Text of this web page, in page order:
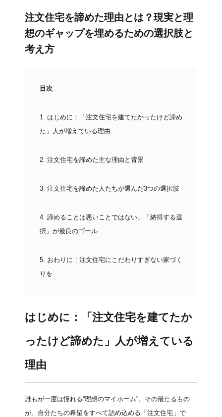
注文住宅を諦めた理由とは？現実と理
想のギャップを埋めるための選択肢と
考え方
目次
1. はじめに：「注文住宅を建てたかったけど諦め
た」人が増えている理由
2. 注文住宅を諦めた主な理由と背景
3. 注文住宅を諦めた人たちが選んだ3つの選択肢
4. 諦めることは悪いことではない。「納得する選
択」が最良のゴール
5. おわりに｜注文住宅にこだわりすぎない家づく
りを
はじめに：「注文住宅を建てたか
ったけど諦めた」人が増えている
理由
誰もが一度は憧れる“理想のマイホーム”。その最たるもの
が、自分たちの希望をすべて詰め込める「注文住宅」で